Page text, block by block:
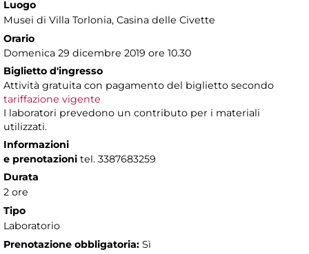
Luogo
Musei di Villa Torlonia, Casina delle Civette
Orario
Domenica 29 dicembre 2019 ore 10.30
Biglietto d'ingresso
Attività gratuita con pagamento del biglietto secondo
tariffazione vigente
I laboratori prevedono un contributo per i materiali
utilizzati.
Informazioni
e prenotazioni tel. 3387683259
Durata
2 ore
Tipo
Laboratorio
Prenotazione obbligatoria: Sì